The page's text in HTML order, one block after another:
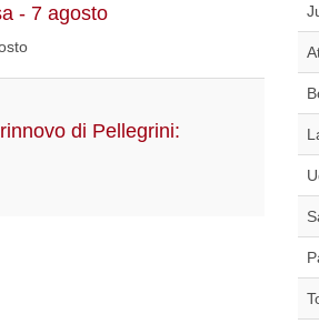
- 7 agosto
di Pellegrini: